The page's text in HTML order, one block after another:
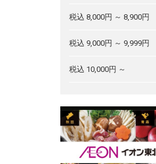
税込 8,000円 ～ 8,900円
税込 9,000円 ～ 9,999円
税込 10,000円 ～